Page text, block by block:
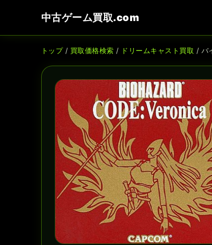
中古ゲーム買取.com
トップ/ 買取価格検索 / ドリームキャスト買取 / バ